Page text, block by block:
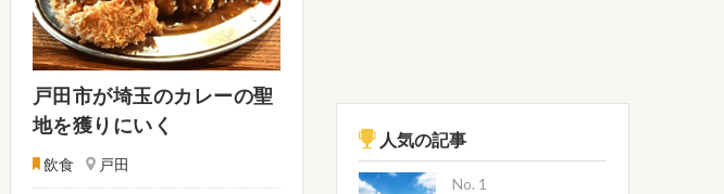
新座・朝霞・戸田・和光
蕨・草加・八潮・三郷
戸田市が埼玉のカレーの聖
地を獲りにいく
飲食 戸田
人気の記事
No.